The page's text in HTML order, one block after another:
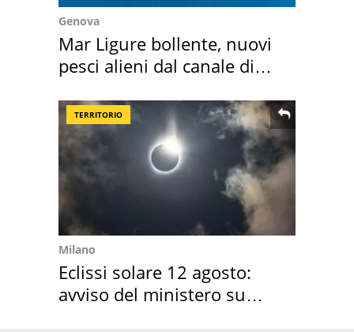
Genova
Mar Ligure bollente, nuovi
pesci alieni dal canale di
TERRITORIO
Milano
Eclissi solare 12 agosto:
avviso del ministero su